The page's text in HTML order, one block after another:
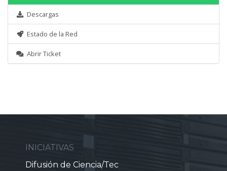
Descargas
Estado de la Red
Abrir Ticket
INICIATIVAS
Difusión de Ciencia/Tec